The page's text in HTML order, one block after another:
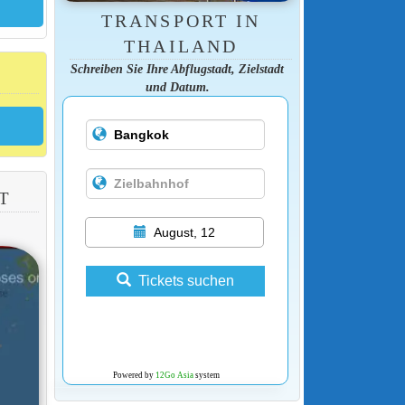
TRANSPORT IN
THAILAND
Schreiben Sie Ihre Abflugstadt, Zielstadt
und Datum.
August, 12
Tickets suchen
Powered by 12Go Asiasystem